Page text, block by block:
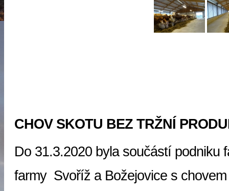
CHOV SKOTU BEZ TRŽNÍ
Do 31.3.2020 byla součástí podniku
farmy Svoříž a Božejovice s